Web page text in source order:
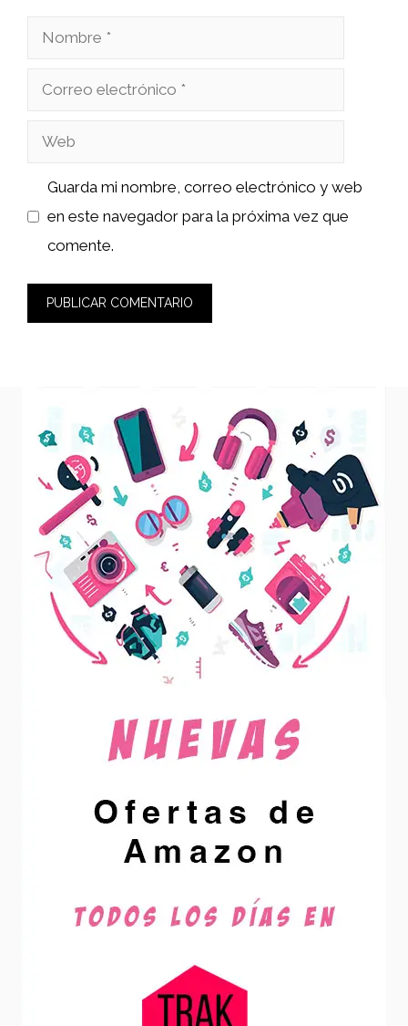
Nombre
Correo
Web
Guarda mi nombre, correo electrónico y web
en este navegador para la próxima vez que
comente.